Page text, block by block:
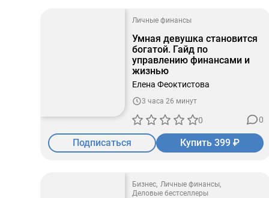
Личные финансы
Умная девушка становится
богатой. Гайд по
управлению финансами и
жизнью
Елена Феоктистова
3 часа 26 минут
0 0
Подписаться Купить 399 ₽
Бизнес Личные финансы
Деловые бестселлеры